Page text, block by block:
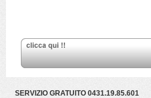
SERVIZIO GRATUITO 0431.19.85.601